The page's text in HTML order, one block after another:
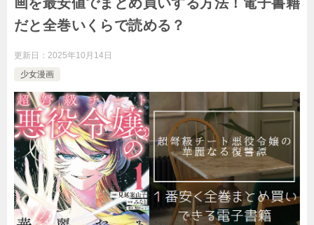
だと全巻いくらで読める？
更新日： 2025年10月14日
少女漫画